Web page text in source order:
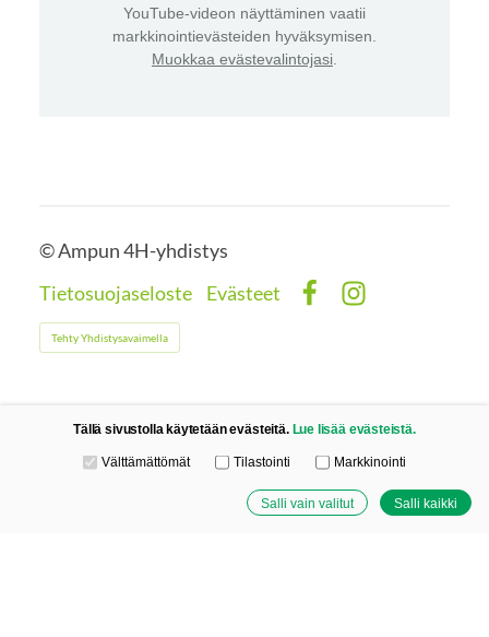
YouTube-videon näyttäminen vaatii
markkinointievästeiden hyväksymisen.
Muokkaa evästevalintojasi
©Ampun 4H-yhdistys
Tietosuojaseloste
Evästeet
Tehty Yhdistysavaimella
Tällä sivustolla käytetään evästeitä. Lue lisää evästeistä.
Valitse käytettävät evästeet
Välttämättömät Tilastointi Markkinointi
Salli vain valitut Salli kaikki